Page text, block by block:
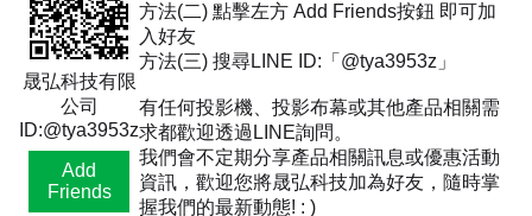
晟弘科技有限
公司
ID:@tya3953z
Add
Friends
方法(二) 點擊左方 Add Friends按鈕 即可加
入好友
方法(三) 搜尋LINE ID:「@tya3953z」
有任何投影機、投影布幕或其他產品相關需
求都歡迎透過LINE詢問。
我們會不定期分享產品相關訊息或優惠活動
資訊，歡迎您將晟弘科技加為好友，隨時掌
握我們的最新動態! : )